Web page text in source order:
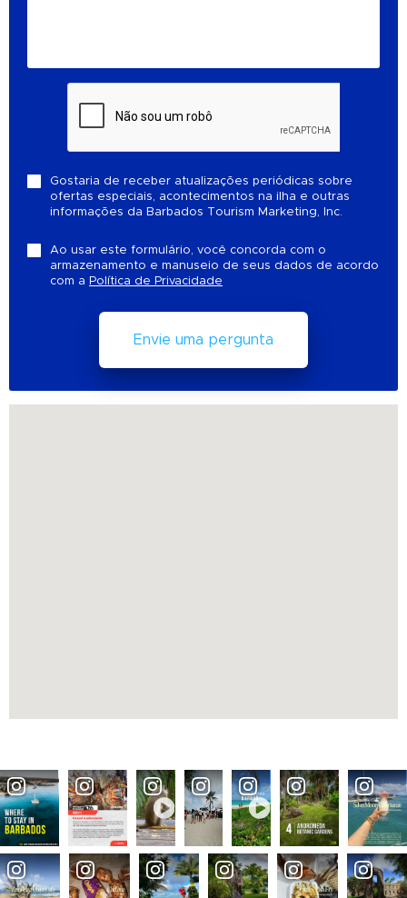
Gostaria de receber atualizações periódicas sobre
ofertas especiais, acontecimentos na ilha e outras
informações da Barbados Tourism Marketing, Inc.
Ao usar este formulário, você concorda com o
armazenamento e manuseio de seus dados de acordo
com a Política de Privacidade